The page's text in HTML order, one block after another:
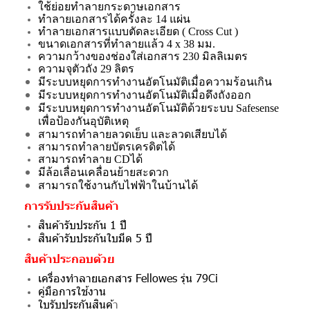
ใช้ย่อยทำลายกระดาษเอกสาร
ทำลายเอกสารได้ครั้งละ 14 แผ่น
ทำลายเอกสารแบบตัดละเอียด ( Cross Cut )
ขนาดเอกสารที่ทำลายแล้ว 4 x 38 มม.
ความกว้างของช่องใส่เอกสาร 230 มิลลิเมตร
ความจุตัวถัง 29 ลิตร
มีระบบหยุดการทำงานอัตโนมัติเมื่อความร้อนเกิน
มีระบบหยุดการทำงานอัตโนมัติเมื่อดึงถังออก
มีระบบหยุดการทำงานอัตโนมัติด้วยระบบ Safesense
เพื่อป้องกันอุบัติเหตุ
สามารถทำลายลวดเย็บ และลวดเสียบได้
สามารถทำลายบัตรเครดิตได้
สามารถทำลาย CDได้
มีล้อเลื่อนเคลื่อนย้ายสะดวก
สามารถใช้งานกับไฟฟ้าในบ้านได้
การรับประกันสินค้า
สินค้ารับประกัน 1 ปี
สินค้ารับประกันใบมีด 5 ปี
สินค้าประกอบด้วย
เครื่องทำลายเอกสาร Fellowes รุ่น 79Ci
คู่มือการใช้งาน
ใบรับประกันสินค้า